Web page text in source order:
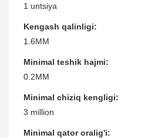
1 untsiya
Kengash qalinligi:
1.6MM
Minimal teshik hajmi:
0.2MM
Minimal chiziq kengligi:
3 million
Minimal qator oralig'i: